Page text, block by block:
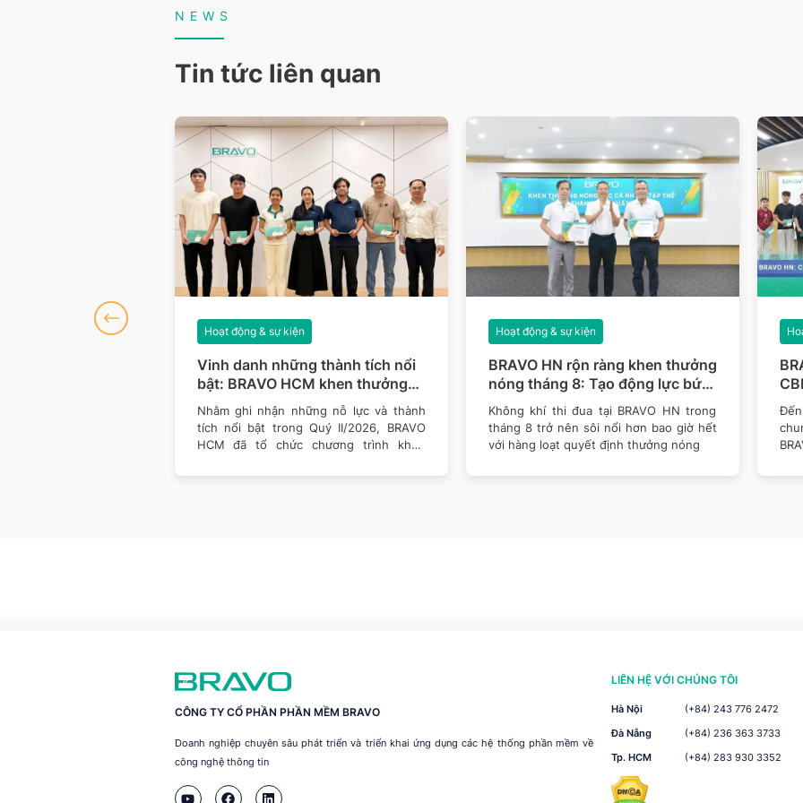
NEWS
Tin tức liên quan
Vinh danh những thành tích nổi
bật: BRAVO HCM khen thưởng
Quý II/2026
Hoạt động & sự kiện
Nhằm ghi nhận những nỗ lực và thành
tích nổi bật trong Quý II/2026, BRAVO
HCM đã tổ chức chương trình khen
BRAVO HN rộn ràng khen thưởng
nóng tháng 8: Tạo động lực bứt
phá mục tiêu năm 2026
Hoạt động & sự kiện
Không khí thi đua tại BRAVO HN trong
tháng 8 trở nên sôi nổi hơn bao giờ hết
với hàng loạt quyết định thưởng nóng
CÔNG TY CỔ PHẦN PHẦN MỀM BRAVO
Doanh nghiệp chuyên sâu phát triển và triển khai ứng dụng các hệ thống phần mềm về
công nghệ thông tin
LIÊN HỆ VỚI CHÚNG TÔI
Hà Nội
(+84) 243 776 2472
Đà Nẵng
(+84) 236 363 3733
Tp. HCM
(+84) 283 930 3352